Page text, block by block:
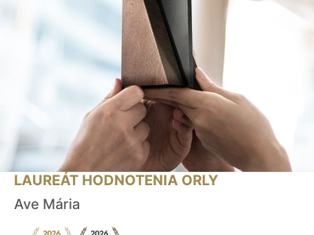
LAUREÁT HODNOTENIA ORLY
Ave Mária